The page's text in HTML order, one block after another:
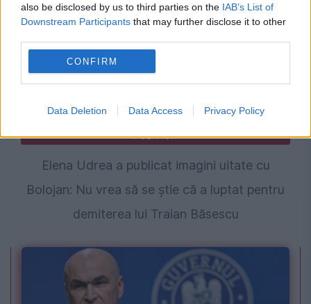
also be disclosed by us to third parties on the IAB’s List of
Downstream Participants that may further disclose it to other
CONFIRM
Data Deletion Data Access Privacy Policy
POLITICA
Elena Udrea a publicat imagini uitate cu
Bolojan: Nu vrea să se știe că a luptat pentru
demiterea lui Traian Băsescu